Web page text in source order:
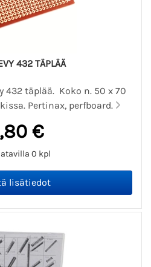
432 TÄPLÄÄ
täplää. Koko n. 50 x 70
Pertinax, perfboard.
€
0 kpl